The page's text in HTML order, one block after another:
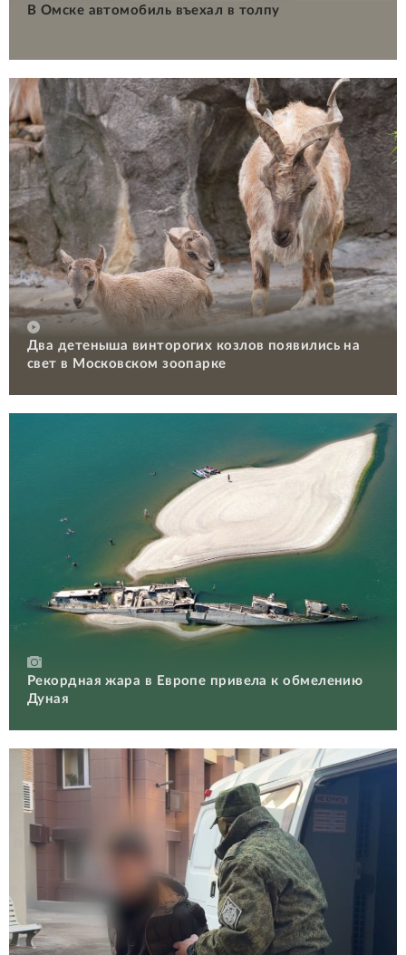
В Омске автомобиль въехал в толпу
Два детеныша винторогих козлов появились на
свет в Московском зоопарке
Рекордная жара в Европе привела к обмелению
Дуная